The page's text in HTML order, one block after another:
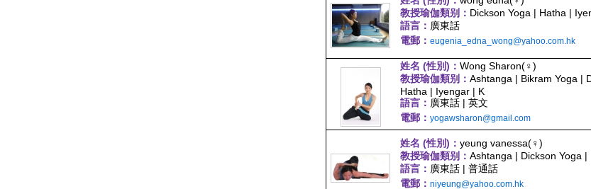
教授瑜伽類别： Dickson Yoga | Hatha |
語言： 廣東話
電郵： eugenia_edna_wong@yahoo.com.hk
姓名 (性別)： Wong Sharon(♀)
教授瑜伽類别： Ashtanga | Bikram Yoga |
Hatha | Iyengar | K
語言： 廣東話 | 英文
電郵： yogawsharon@gmail.com
姓名 (性別)： yeung vanessa(♀)
教授瑜伽類别： Ashtanga | Dickson Yoga |
語言： 廣東話 | 普通話
電郵： niyeung@yahoo.com.hk